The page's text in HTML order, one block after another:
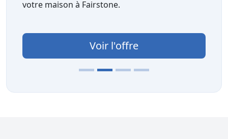
votre maison à Fairstone.
Voir l'offre